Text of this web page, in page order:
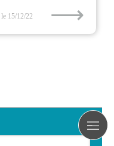
le 15/12/22 ⟶